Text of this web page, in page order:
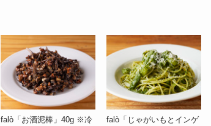
falò「お酒泥棒」40g ※冷 falò「じゃがいもとインゲ